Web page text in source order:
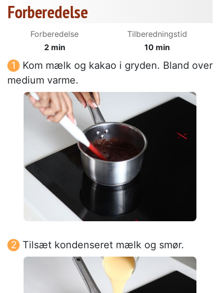
Forberedelse
Forberedelse
2 min
Tilberedningstid
10 min
Kom mælk og kakao i gryden. Bland over
medium varme.
Tilsæt kondenseret mælk og smør.